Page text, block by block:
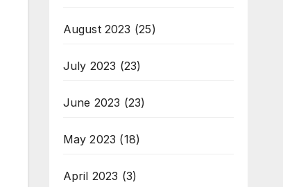
August 2023 (25)
July 2023 (23)
June 2023 (23)
May 2023 (18)
April 2023 (3)